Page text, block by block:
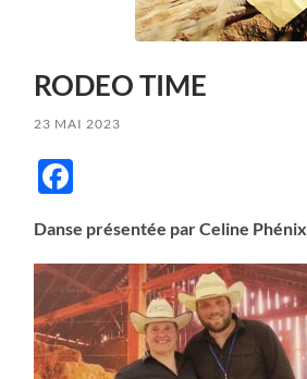
RODEO TIME
23 MAI 2023
Danse présentée par Celine Phénix